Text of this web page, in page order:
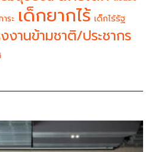
ระ เด็กยากไร้ เด็กไร้รัฐ
งานข้ามชาติ/ประชากร